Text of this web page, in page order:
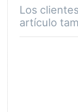
Los
artículo